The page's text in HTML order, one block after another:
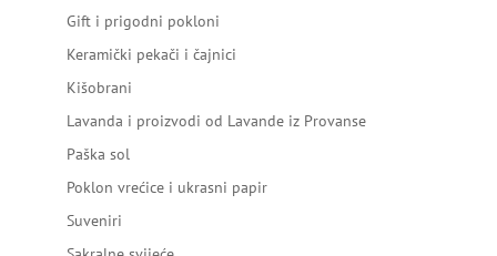
Gift i prigodni pokloni
Keramički pekači i čajnici
Kišobrani
Lavanda i proizvodi od Lavande iz Provanse
Paška sol
Poklon vrećice i ukrasni papir
Suveniri